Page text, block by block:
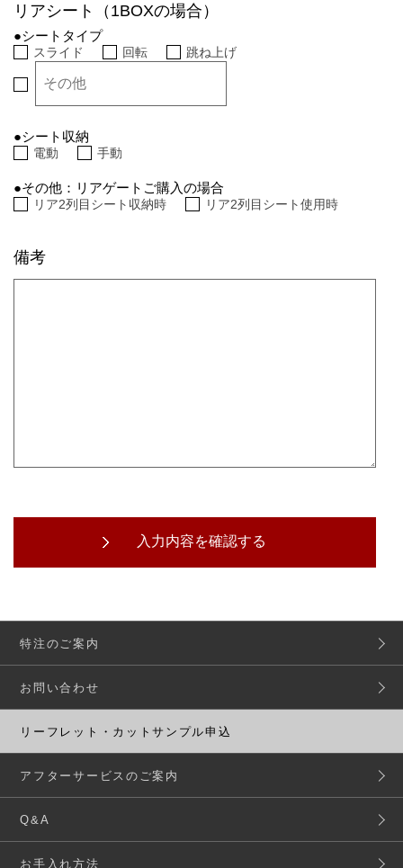
リアシート（1BOXの場合）
●シートタイプ
スライド 回転 跳ね上げ
そ
他
●シート収納
電動 手動
●その他：リアゲートご購入の場合
リア2列目シート収納時 リア2列目シート使用時
備考
特注のご案内
お問い合わせ
リーフレット・カットサンプル申込
アフターサービスのご案内
Q&A
お手入れ方法